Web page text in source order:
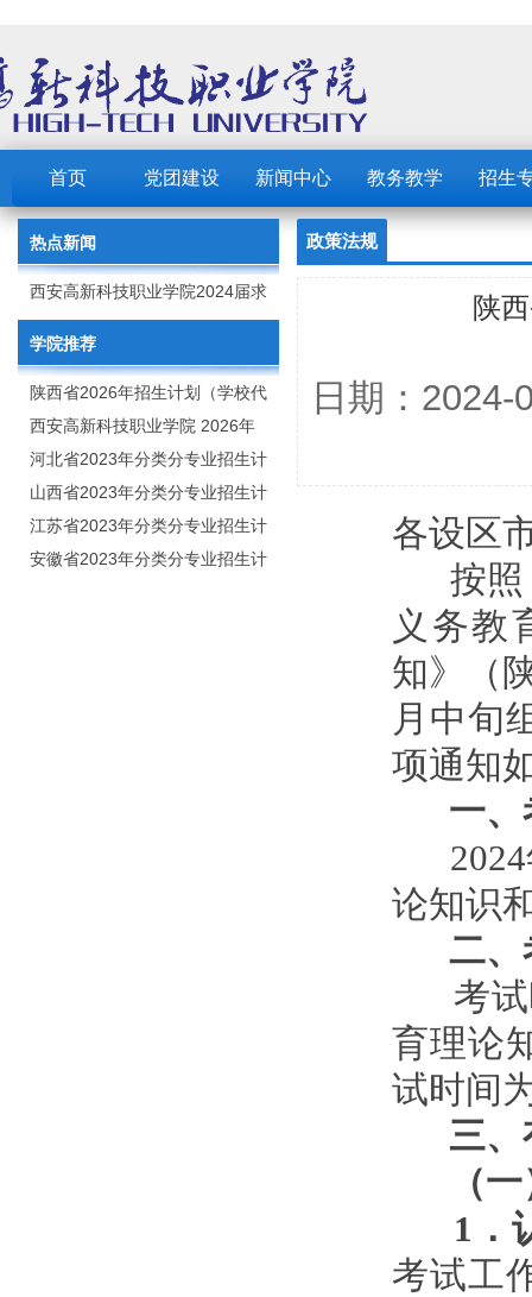
首页 党团建设 新闻中心 教务教学 招生
热点新闻
西安高新科技职业学院2024届求
职创业补贴的公示
学院推荐
陕西省2026年招生计划（学校代
码：8103）
西安高新科技职业学院 2026年
招生章程
河北省2023年分类分专业招生计
划（院校代号：1889）
山西省2023年分类分专业招生计
划（院校代号：5560）
江苏省2023年分类分专业招生计
划（院校代号：8931）
安徽省2023年分类分专业招生计
政策法规
陕
日期：
各设区
按照
义务教
知》（
月中旬
项通知
一、
2024
论知识
二、
考试
育理论
试时间
三、
（
1
考试工